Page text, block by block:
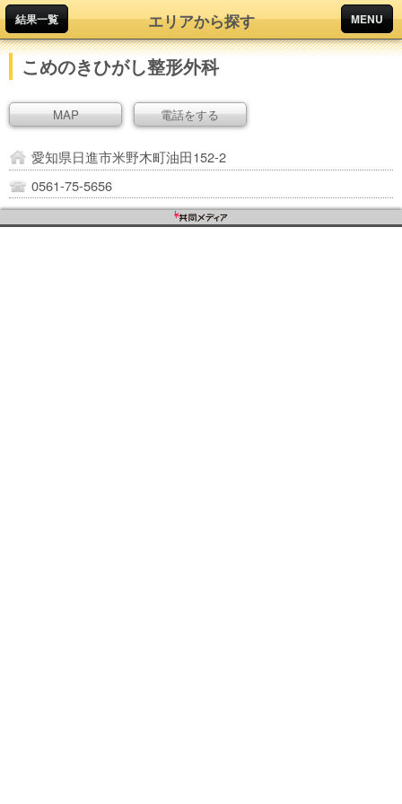
結果一覧 エリアから探す MENU
こめのきひがし整形外科
MAP 電話をする
愛知県日進市米野木町油田152-2
0561-75-5656